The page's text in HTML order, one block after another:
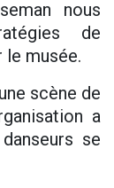
nous
de
musée.
scène de
a
se